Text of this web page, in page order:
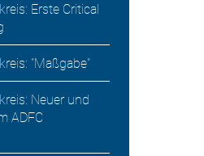
Erste Critical
"Maßgabe"
Neuer und
ADFC